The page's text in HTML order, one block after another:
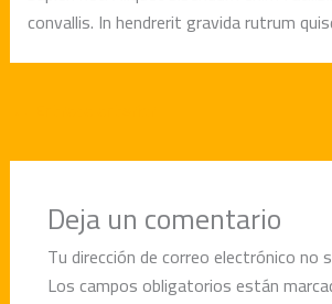
convallis. In hendrerit gravida rutrum
Deja un comentario
Tu dirección de correo electrónico no
Los campos obligatorios están